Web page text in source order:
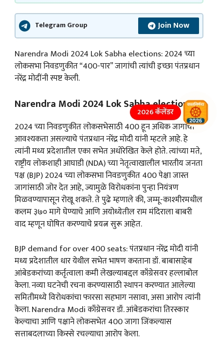
Telegram Group Join Now
Narendra Modi 2024 Lok Sabha elections: 2024 च्या
लोकसभा निवडणुकीत “400-पार” जागांची त्यांची इच्छा पंतप्रधान
नरेंद्र मोदींनी स्पष्ट केली.
Narendra Modi 2024 Lok Sabha elections:
2024 च्या निवडणुकीत लोकसभेसाठी 400 हून अधिक जागांची
आवश्यकता असल्याचे पंतप्रधान नरेंद्र मोदी यांनी म्हटले आहे. हे
त्यांनी मध्य प्रदेशातील एका सभेत अधोरेखित केले होते. त्यांच्या मते,
राष्ट्रीय लोकशाही आघाडी (NDA) च्या नेतृत्वाखालील भारतीय जनता
पक्ष (BJP) 2024 च्या लोकसभा निवडणुकीत 400 पेक्षा जास्त
जागांसाठी जोर देत आहे, ज्यामुळे विरोधकांना पुन्हा नियंत्रण
मिळवण्यापासून रोखू शकते. ते पुढे म्हणाले की, जम्मू-काश्मीरमधील
कलम ३७० मागे घेण्याचे आणि अयोध्येतील राम मंदिराला बाबरी
वाद म्हणून घोषित करण्याचे प्रयत्न सुरू आहेत.
BJP demand for over 400 seats: पंतप्रधान नरेंद्र मोदी यांनी
मध्य प्रदेशातील धार येथील सभेत भाषण करताना डॉ. बाबासाहेब
आंबेडकरांच्या कर्तृत्वाला कमी लेखल्याबद्दल काँग्रेसवर हल्लाबोल
केला. नव्या घटनेची रचना करण्यासाठी स्थापन करण्यात आलेल्या
समितीमध्ये विरोधकांचा फारसा सहभाग नसावा, असा आरोप त्यांनी
केला. Narendra Modi काँग्रेसवर डॉ. आंबेडकरांचा तिरस्कार
केल्याचा आणि पक्षाने लोकसभेत 400 जागा जिंकल्यास
सत्ताबदलाच्या किस्से रचल्याचा आरोप केला.
2026 कॅलेंडर